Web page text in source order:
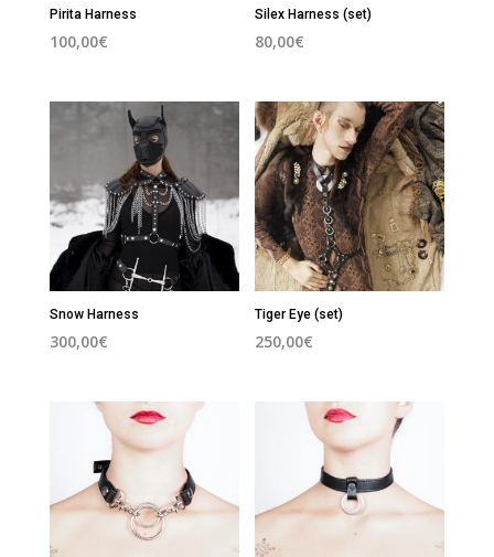
Pirita Harness
100,00€
Silex Harness (set)
80,00€
Snow Harness
300,00€
Tiger Eye (set)
250,00€